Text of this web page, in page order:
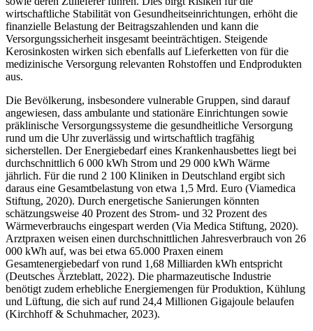
wirtschaftliche Stabilität von Gesundheitseinrichtungen, erhöht die
finanzielle Belastung der Beitragszahlenden und kann die
Versorgungssicherheit insgesamt beeinträchtigen. Steigende
Kerosinkosten wirken sich ebenfalls auf Lieferketten von für die
medizinische Versorgung relevanten Rohstoffen und Endprodukten
aus.
Die Bevölkerung, insbesondere vulnerable Gruppen, sind darauf
angewiesen, dass ambulante und stationäre Einrichtungen sowie
präklinische Versorgungssysteme die gesundheitliche Versorgung
rund um die Uhr zuverlässig und wirtschaftlich tragfähig
sicherstellen. Der Energiebedarf eines Krankenhausbettes liegt bei
durchschnittlich 6 000 kWh Strom und 29 000 kWh Wärme
jährlich. Für die rund 2 100 Kliniken in Deutschland ergibt sich
daraus eine Gesamtbelastung von etwa 1,5 Mrd. Euro (Viamedica
Stiftung, 2020). Durch energetische Sanierungen könnten
schätzungsweise 40 Prozent des Strom- und 32 Prozent des
Wärmeverbrauchs eingespart werden (Via Medica Stiftung, 2020).
Arztpraxen weisen einen durchschnittlichen Jahresverbrauch von 26
000 kWh auf, was bei etwa 65.000 Praxen einem
Gesamtenergiebedarf von rund 1,68 Milliarden kWh entspricht
(Deutsches Ärzteblatt, 2022). Die pharmazeutische Industrie
benötigt zudem erhebliche Energiemengen für Produktion, Kühlung
und Lüftung, die sich auf rund 24,4 Millionen Gigajoule belaufen
(Kirchhoff & Schuhmacher, 2023).